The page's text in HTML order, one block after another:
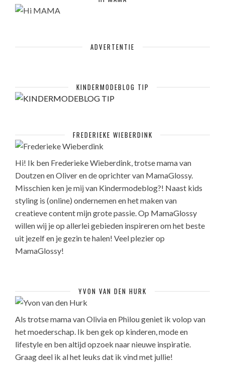
ADVERTENTIE
KINDERMODEBLOG TIP
FREDERIEKE WIEBERDINK
Hi! Ik ben Frederieke Wieberdink, trotse mama van
Doutzen en Oliver en de oprichter van MamaGlossy.
Misschien ken je mij van Kindermodeblog?! Naast kids
styling is (online) ondernemen en het maken van
creatieve content mijn grote passie. Op MamaGlossy
willen wij je op allerlei gebieden inspireren om het beste
uit jezelf en je gezin te halen! Veel plezier op
MamaGlossy!
YVON VAN DEN HURK
Als trotse mama van Olivia en Philou geniet ik volop van
het moederschap. Ik ben gek op kinderen, mode en
lifestyle en ben altijd opzoek naar nieuwe inspiratie.
Graag deel ik al het leuks dat ik vind met jullie!